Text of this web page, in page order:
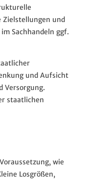
und
Sachhandeln ggf.
und Aufsicht
Versorgung.
staatlichen
wie
Losgrößen,